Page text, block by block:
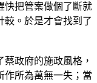
快把管案做個了斷就
較。於是才會找到了
蔡政府的施政風格，
作所為萬無一失；當